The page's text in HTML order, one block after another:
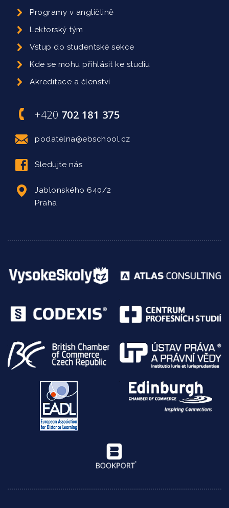
Programy v angličtině
Lektorský tým
Vstup do studentské sekce
Kde se mohu přihlásit ke studiu
Akreditace a členství
+420 702 181 375
podatelna@ebschool.cz
Sledujte nás
Jablonského 640/2
Praha